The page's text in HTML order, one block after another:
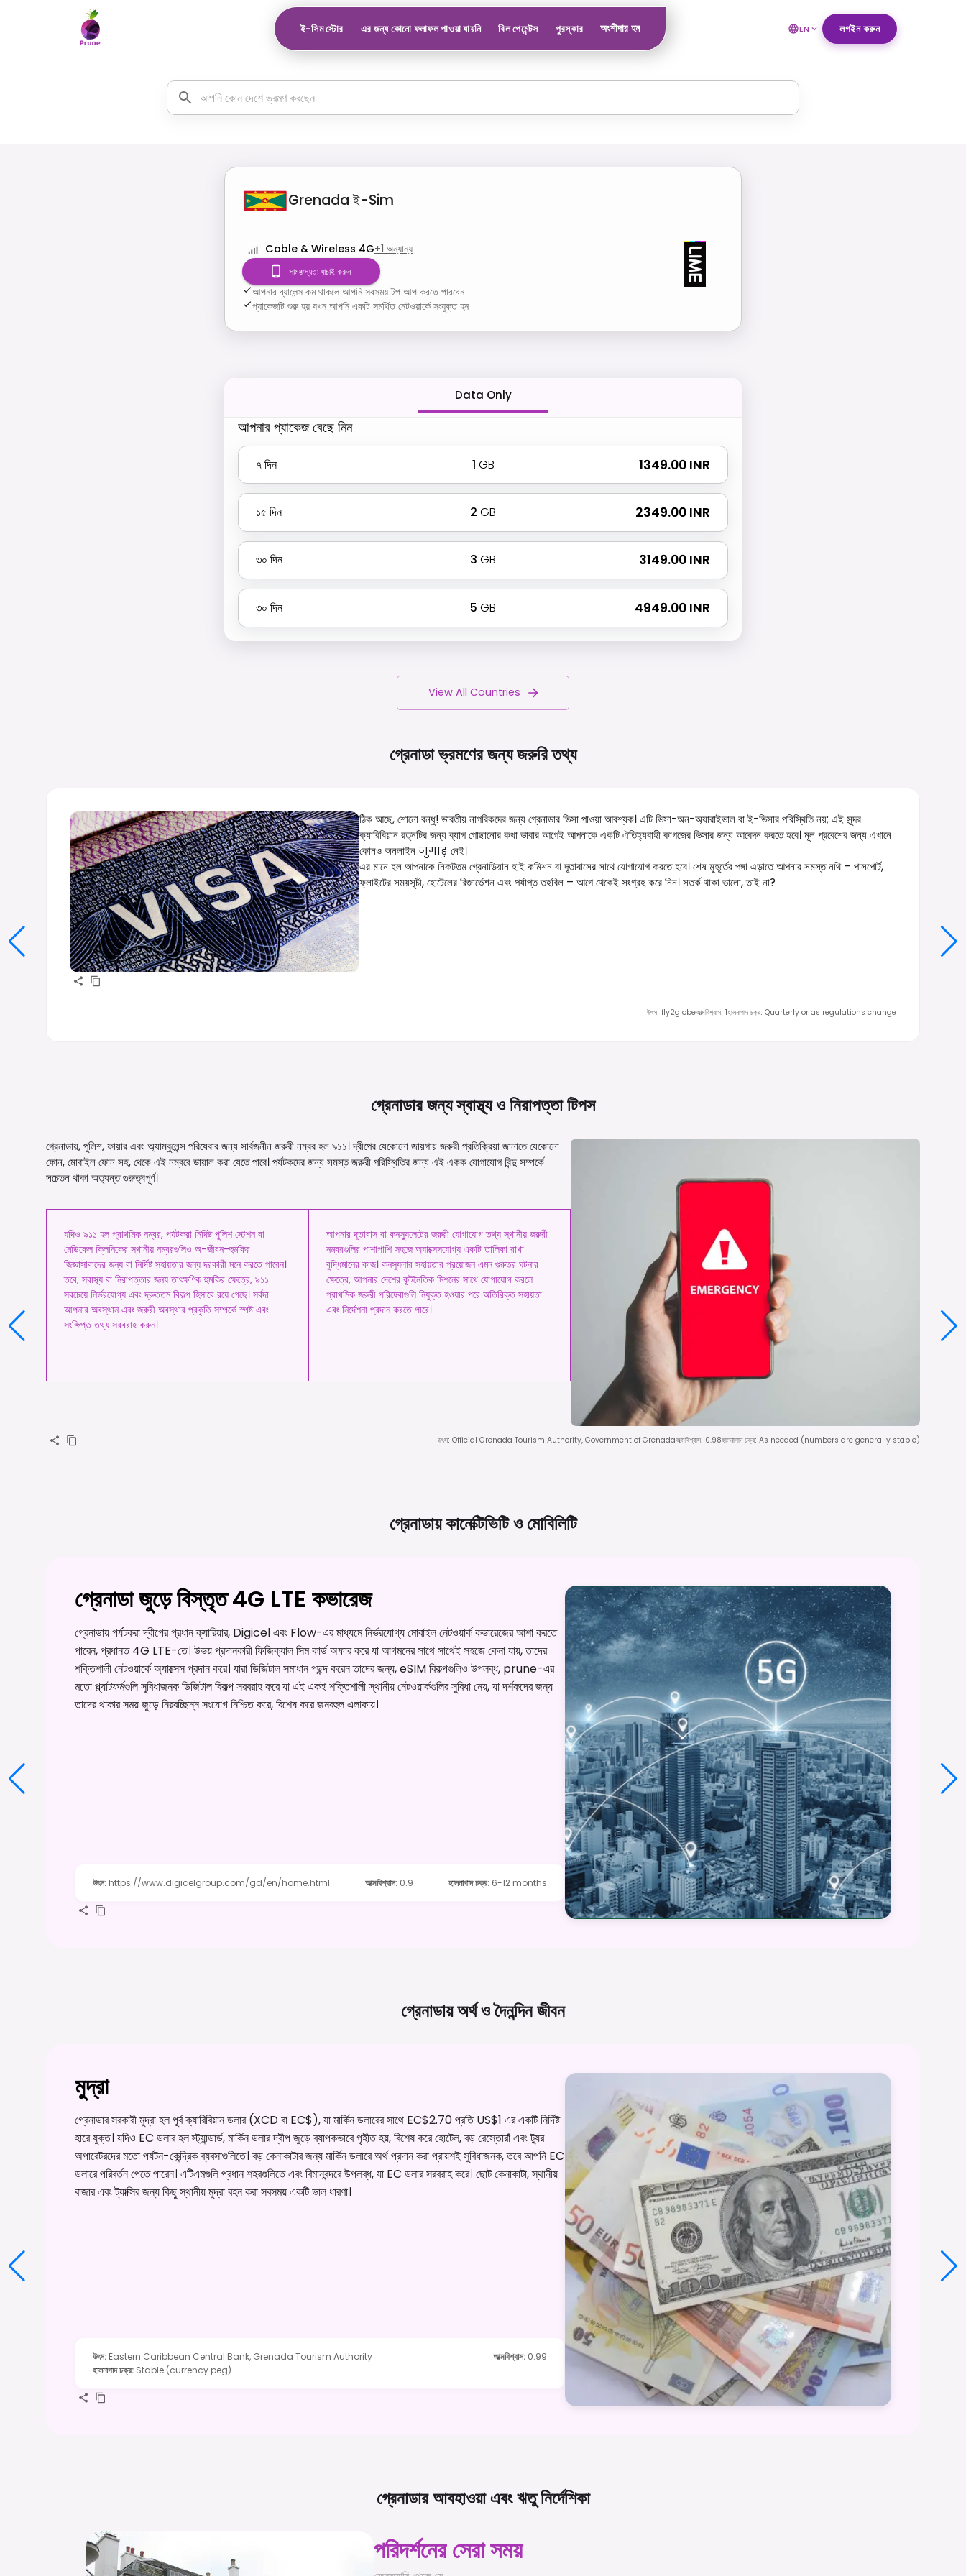
ই-সিম স্টোর এর জন্য কোনো ফলাফল পাওয়া যায়নি বিল পেমেন্টস পুরস্কার অংশীদার হন EN লগইন করুন
Grenada ই-Sim
Cable & Wireless 4G+1 অন্যান্য
সামঞ্জস্যতা যাচাই করুন
আপনার ব্যালেন্স কম থাকলে আপনি সবসময় টপ আপ করতে পারবেন
প্যাকেজটি শুরু হয় যখন আপনি একটি সমর্থিত নেটওয়ার্কে সংযুক্ত হন
Data Only
আপনার প্যাকেজ বেছে নিন
৭দিন 1 GB ₹ 1349.00 INR
১৫ দিন 2 GB ₹ 2349.00 INR
৩০ দিন 3 GB ₹ 3149.00 INR
৩০ দিন 5 GB ₹ 4949.00 INR
View All Countries
গ্রেনাডা ভ্রমণের জন্য জরুরিতথ্য
ঠিক আছে, শোনো বন্ধু! ভারতীয় নাগরিকদের জন্য গ্রেনাডার ভিসা পাওয়া আবশ্যক। এটি ভিসা-অন-অ্যারাইভাল বা ই-ভিসার পরিস্থিতি নয়; এই সুন্দর
ক্যারিবিয়ান রত্নটির জন্য ব্যাগ গোছানোর কথা ভাবার আগেই আপনাকে একটি ঐতিহ্যবাহী কাগজের ভিসার জন্য আবেদন করতে হবে। মূল প্রবেশের জন্য এখানে
কোনও অনলাইন जुगाड़ নেই।
এর মানে হল আপনাকে নিকটতম গ্রেনাডিয়ান হাই কমিশন বা দূতাবাসের সাথে যোগাযোগ করতে হবে। শেষ মুহূর্তের পঙ্গা এড়াতে আপনার সমস্ত নথি – পাসপোর্ট,
ফ্লাইটের সময়সূচী, হোটেলের রিজার্ভেশন এবং পর্যাপ্ত তহবিল – আগে থেকেই সংগ্রহ করে নিন। সতর্ক থাকা ভালো, তাই না?
উৎস: fly2globeআত্মবিশ্বাস: 1হালনাগাদ চক্র: Quarterly or as regulations change
গ্রেনাডার জন্য স্বাস্থ্য ও নিরাপত্তাটিপস
গ্রেনাডায়, পুলিশ, ফায়ার এবং অ্যাম্বুলেন্স পরিষেবার জন্য সার্বজনীন জরুরী নম্বর হল ৯১১। দ্বীপের যেকোনো জায়গায় জরুরী প্রতিক্রিয়া জানাতে যেকোনো
ফোন, মোবাইল ফোন সহ, থেকে এই নম্বরে ডায়াল করা যেতে পারে। পর্যটকদের জন্য সমস্ত জরুরী পরিস্থিতির জন্য এই একক যোগাযোগ বিন্দু সম্পর্কে
সচেতন থাকা অত্যন্ত গুরুত্বপূর্ণ।
যদিও ৯১১ হল প্রাথমিক নম্বর, পর্যটকরা নির্দিষ্ট পুলিশ স্টেশন বা
মেডিকেল ক্লিনিকের স্থানীয় নম্বরগুলিও অ-জীবন-হুমকির
জিজ্ঞাসাবাদের জন্য বা নির্দিষ্ট সহায়তার জন্য দরকারী মনে করতে পারেন।
তবে, স্বাস্থ্য বা নিরাপত্তার জন্য তাৎক্ষণিক হুমকির ক্ষেত্রে, ৯১১
সবচেয়ে নির্ভরযোগ্য এবং দ্রুততম বিকল্প হিসাবে রয়ে গেছে। সর্বদা
আপনার অবস্থান এবং জরুরী অবস্থার প্রকৃতি সম্পর্কে স্পষ্ট এবং
সংক্ষিপ্ত তথ্য সরবরাহ করুন।
আপনার দূতাবাস বা কনস্যুলেটের জরুরী যোগাযোগ তথ্য স্থানীয় জরুরী
নম্বরগুলির পাশাপাশি সহজে অ্যাক্সেসযোগ্য একটি তালিকা রাখা
বুদ্ধিমানের কাজ। কনস্যুলার সহায়তার প্রয়োজন এমন গুরুতর ঘটনার
ক্ষেত্রে, আপনার দেশের কূটনৈতিক মিশনের সাথে যোগাযোগ করলে
প্রাথমিক জরুরী পরিষেবাগুলি নিযুক্ত হওয়ার পরে অতিরিক্ত সহায়তা
এবং নির্দেশনা প্রদান করতে পারে।
উৎস: Official Grenada Tourism Authority, Government of Grenadaআত্মবিশ্বাস: 0.98হালনাগাদ চক্র: As needed (numbers are generally stable)
গ্রেনাডায় কানেক্টিভিটি ও মোবিলিটি
গ্রেনাডা জুড়ে বিস্তৃত 4G LTE কভারেজ
গ্রেনাডায় পর্যটকরা দ্বীপের প্রধান ক্যারিয়ার, Digicel এবং Flow-এর মাধ্যমে নির্ভরযোগ্য মোবাইল নেটওয়ার্ক কভারেজের আশা করতে
পারেন, প্রধানত 4G LTE-তে। উভয় প্রদানকারী ফিজিক্যাল সিম কার্ড অফার করে যা আগমনের সাথে সাথেই সহজে কেনা যায়, তাদের
শক্তিশালী নেটওয়ার্কে অ্যাক্সেস প্রদান করে। যারা ডিজিটাল সমাধান পছন্দ করেন তাদের জন্য, eSIM বিকল্পগুলিও উপলব্ধ, prune-এর
মতো প্ল্যাটফর্মগুলি সুবিধাজনক ডিজিটাল বিকল্প সরবরাহ করে যা এই একই শক্তিশালী স্থানীয় নেটওয়ার্কগুলির সুবিধা নেয়, যা দর্শকদের জন্য
তাদের থাকার সময় জুড়ে নিরবচ্ছিন্ন সংযোগ নিশ্চিত করে, বিশেষ করে জনবহুল এলাকায়।
উৎস: https://www.digicelgroup.com/gd/en/home.html আত্মবিশ্বাস: 0.9 হালনাগাদ চক্র: 6-12 months
গ্রেনাডায় অর্থ ও দৈনন্দিনজীবন
মুদ্রা
গ্রেনাডার সরকারী মুদ্রা হল পূর্ব ক্যারিবিয়ান ডলার (XCD বা EC$), যা মার্কিন ডলারের সাথে EC$2.70 প্রতি US$1 এর একটি নির্দিষ্ট
হারে যুক্ত। যদিও EC ডলার হল স্ট্যান্ডার্ড, মার্কিন ডলার দ্বীপ জুড়ে ব্যাপকভাবে গৃহীত হয়, বিশেষ করে হোটেল, বড় রেস্তোরাঁ এবং ট্যুর
অপারেটরদের মতো পর্যটন-কেন্দ্রিক ব্যবসাগুলিতে। বড় কেনাকাটার জন্য মার্কিন ডলারে অর্থ প্রদান করা প্রায়শই সুবিধাজনক, তবে আপনি EC
ডলারে পরিবর্তন পেতে পারেন। এটিএমগুলি প্রধান শহরগুলিতে এবং বিমানবন্দরে উপলব্ধ, যা EC ডলার সরবরাহ করে। ছোট কেনাকাটা, স্থানীয়
বাজার এবং ট্যাক্সির জন্য কিছু স্থানীয় মুদ্রা বহন করা সবসময় একটি ভাল ধারণা।
উৎস: Eastern Caribbean Central Bank, Grenada Tourism Authority আত্মবিশ্বাস: 0.99
হালনাগাদ চক্র: Stable (currency peg)
গ্রেনাডার আবহাওয়া এবং ঋতুনির্দেশিকা
পরিদর্শনের সেরা সময়